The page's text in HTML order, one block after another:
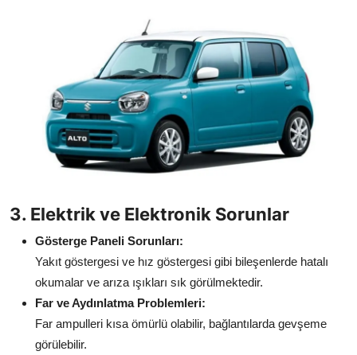
3. Elektrik ve Elektronik Sorunlar
Gösterge Paneli Sorunları:
Yakıt göstergesi ve hız göstergesi gibi bileşenlerde hatalı
okumalar ve arıza ışıkları sık görülmektedir.
Far ve Aydınlatma Problemleri:
Far ampulleri kısa ömürlü olabilir, bağlantılarda gevşeme
görülebilir.